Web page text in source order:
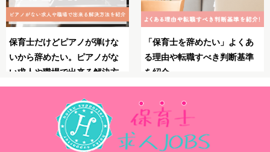
あ
準
保育士としてのブランクが不
安！復職・再就職の前にやっ
ておくべきことや必要な準備
を解説！
保育士のやりがいとは
力・大変さ・やりがい